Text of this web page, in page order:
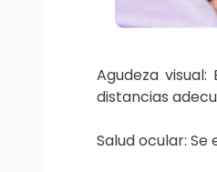
Agudeza
distancias
Salud ocular: